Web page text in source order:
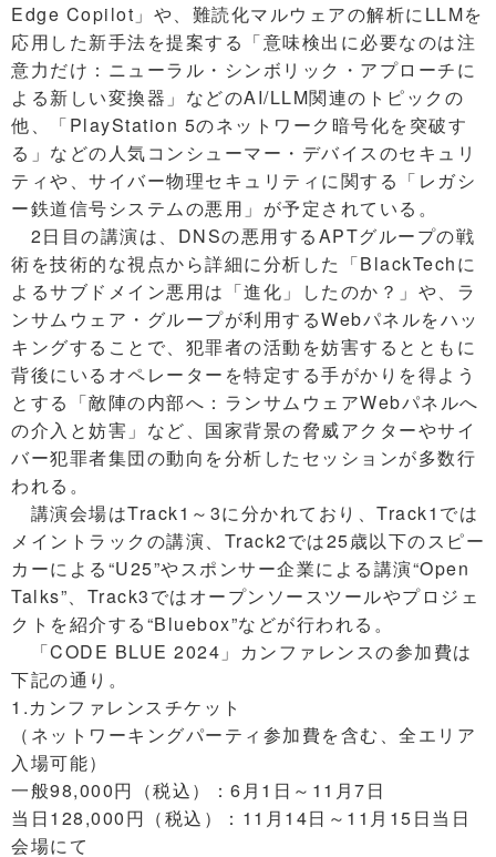
Edge Copilot」や、難読化マルウェアの解析にLLMを
応用した新手法を提案する「意味検出に必要なのは注
意力だけ：ニューラル・シンボリック・アプローチに
よる新しい変換器」などのAI/LLM関連のトピックの
他、「PlayStation 5のネットワーク暗号化を突破す
る」などの人気コンシューマー・デバイスのセキュリ
ティや、サイバー物理セキュリティに関する「レガシ
ー鉄道信号システムの悪用」が予定されている。
2日目の講演は、DNSの悪用するAPTグループの戦
術を技術的な視点から詳細に分析した「BlackTechに
よるサブドメイン悪用は「進化」したのか？」や、ラ
ンサムウェア・グループが利用するWebパネルをハッ
キングすることで、犯罪者の活動を妨害するとともに
背後にいるオペレーターを特定する手がかりを得よう
とする「敵陣の内部へ：ランサムウェアWebパネルへ
の介入と妨害」など、国家背景の脅威アクターやサイ
バー犯罪者集団の動向を分析したセッションが多数行
われる。
講演会場はTrack1～3に分かれており、Track1では
メイントラックの講演、Track2では25歳以下のスピー
カーによる“U25”やスポンサー企業による講演“Open
Talks”、Track3ではオープンソースツールやプロジェ
クトを紹介する“Bluebox”などが行われる。
「CODE BLUE 2024」カンファレンスの参加費は
下記の通り。
1.カンファレンスチケット
（ネットワーキングパーティ参加費を含む、全エリア
入場可能）
一般98,000円（税込）：6月1日～11月7日
当日128,000円（税込）：11月14日～11月15日当日
会場にて